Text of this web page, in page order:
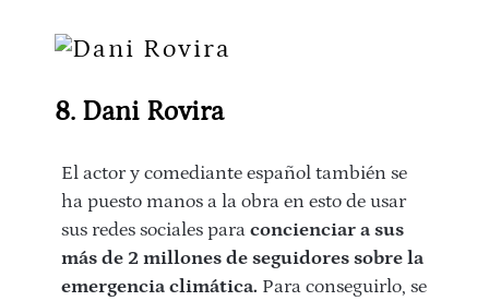
8. Dani Rovira
El actor y comediante español también se
ha puesto manos a la obra en esto de usar
sus redes sociales para concienciar a sus
más de 2 millones de seguidores sobre la
emergencia climática. Para conseguirlo, se